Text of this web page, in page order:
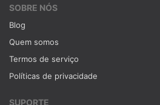
SOBRE NÓS
Blog
Quem somos
Termos de serviço
Políticas de privacidade
SUPORTE